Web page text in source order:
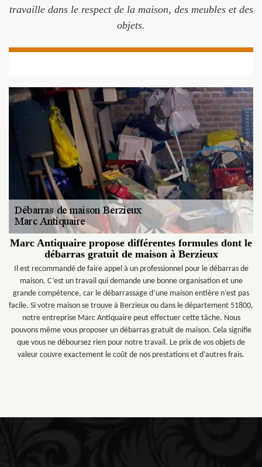
travaille dans le respect de la maison, des meubles et des
objets.
Marc Antiquaire propose différentes formules dont le
débarras gratuit de maison à Berzieux
Il est recommandé de faire appel à un professionnel pour le débarras de
maison. C’est un travail qui demande une bonne organisation et une
grande compétence, car le débarrassage d’une maison entière n’est pas
facile. Si votre maison se trouve à Berzieux ou dans le département 51800,
notre entreprise Marc Antiquaire peut effectuer cette tâche. Nous
pouvons même vous proposer un débarras gratuit de maison. Cela signifie
que vous ne déboursez rien pour notre travail. Le prix de vos objets de
valeur couvre exactement le coût de nos prestations et d’autres frais.